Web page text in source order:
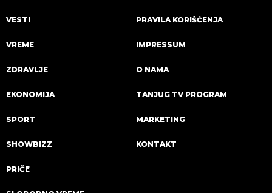
VESTI
VREME
ZDRAVLJE
EKONOMIJA
SPORT
SHOWBIZZ
PRIČE
PRAVILA KORIŠĆENJA
IMPRESSUM
O NAMA
TANJUG TV PROGRAM
MARKETING
KONTAKT